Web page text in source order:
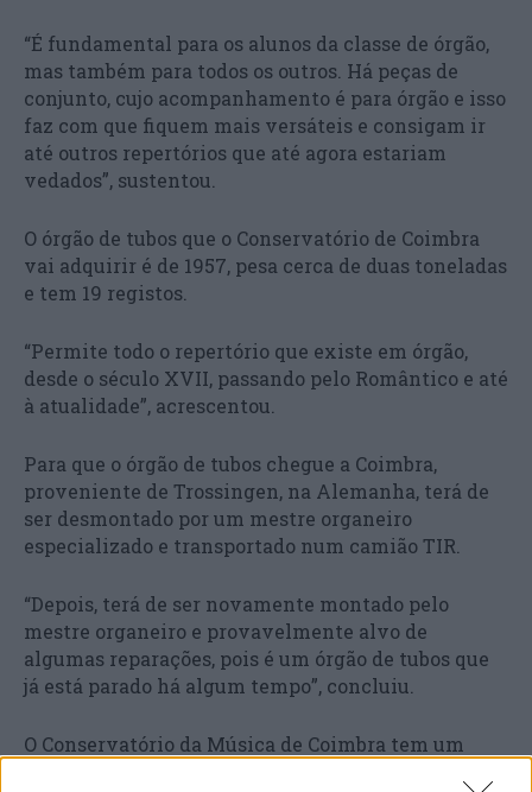
“É fundamental para os alunos da classe de órgão,
mas também para todos os outros. Há peças de
conjunto, cujo acompanhamento é para órgão e isso
faz com que fiquem mais versáteis e consigam ir
até outros repertórios que até agora estariam
vedados”, sustentou.
O órgão de tubos que o Conservatório de Coimbra
vai adquirir é de 1957, pesa cerca de duas toneladas
e tem 19 registos.
“Permite todo o repertório que existe em órgão,
desde o século XVII, passando pelo Romântico e até
à atualidade”, acrescentou.
Para que o órgão de tubos chegue a Coimbra,
proveniente de Trossingen, na Alemanha, terá de
ser desmontado por um mestre organeiro
especializado e transportado num camião TIR.
“Depois, terá de ser novamente montado pelo
mestre organeiro e provavelmente alvo de
algumas reparações, pois é um órgão de tubos que
já está parado há algum tempo”, concluiu.
O Conservatório da Música de Coimbra tem um